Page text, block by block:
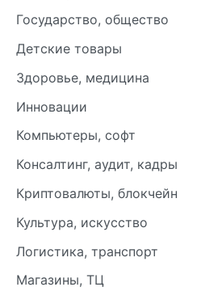
Государство, общество
Детские товары
Здоровье, медицина
Инновации
Компьютеры, софт
Консалтинг, аудит, кадры
Криптовалюты, блокчейн
Культура, искусство
Логистика, транспорт
Магазины, ТЦ